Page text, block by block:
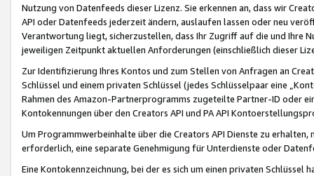
Nutzung von Datenfeeds dieser Lizenz. Sie erkennen an, dass wir
API oder Datenfeeds jederzeit ändern, auslaufen lassen oder neu
Verantwortung liegt, sicherzustellen, dass Ihr Zugriff auf die und Ihre
jeweiligen Zeitpunkt aktuellen Anforderungen (einschließlich dieser
Zur Identifizierung Ihres Kontos und zum Stellen von Anfragen an
Schlüssel und einem privaten Schlüssel (jedes Schlüsselpaar eine
Rahmen des Amazon-Partnerprogramms zugeteilte Partner-ID oder
Kontokennungen über den Creators API und PA API
Um Programmwerbeinhalte über die Creators API Dienste zu
erforderlich, eine separate Genehmigung für Unterdienste oder
Eine Kontokennzeichnung, bei der es sich um einen privaten